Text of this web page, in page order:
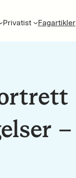
Privatist Fagartikler
–